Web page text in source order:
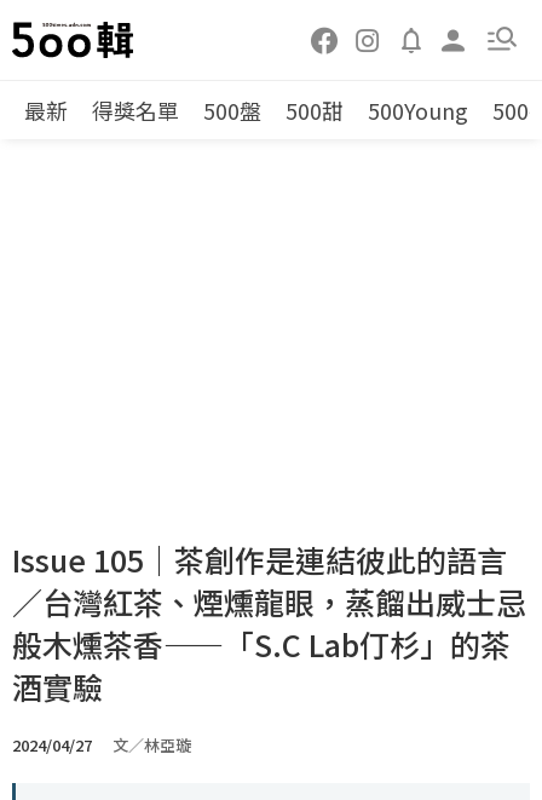
最新 得獎名單 500盤 500甜 500Young 500
Issue 105｜茶創作是連結彼此的語言
／台灣紅茶、煙燻龍眼，蒸餾出威士忌
般木燻茶香——「S.C Lab仃杉」的茶
酒實驗
2024/04/27 文／林亞璇